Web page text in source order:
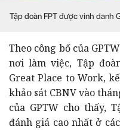
Tập đoàn FPT được vinh danh
Theo công bố của
nơi làm việc, Tập
Great Place to Work,
khảo sát CBNV vào
của GPTW cho thấy,
đánh giá cao nhất ở